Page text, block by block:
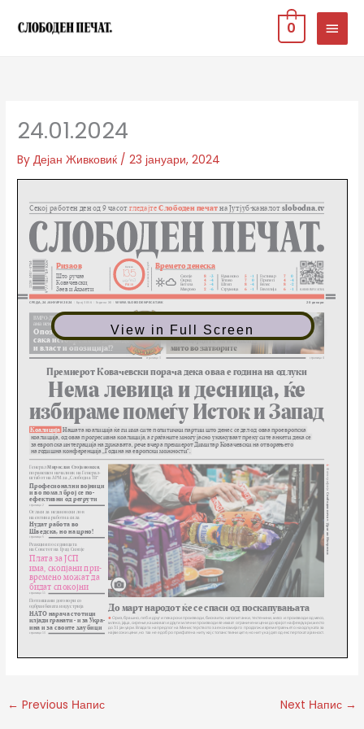
MAIN
0
24.01.2024
ByДејан Живковиќ /23 јануари, 2024
View in Full Screen
← Previous Напис Next Напис →